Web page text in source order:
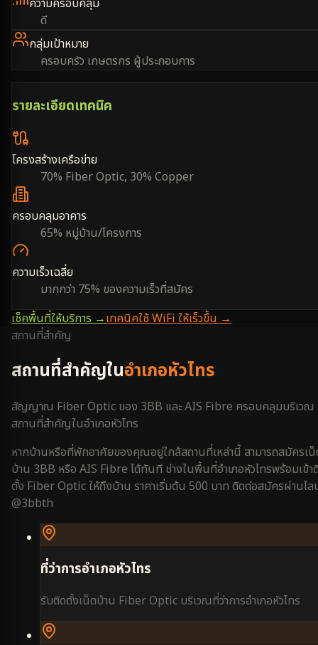
ความครอบคลุม
ดี
กลุ่มเป้าหมาย
ครอบครัว เกษตรกร ผู้ประกอบการ
รายละเอียดเทคนิค
โครงสร้างเครือข่าย
70% Fiber Optic, 30% Copper
ครอบคลุมอาคาร
65% หมู่บ้าน/โครงการ
ความเร็วเฉลี่ย
มากกว่า 75% ของความเร็วที่สมัคร
เช็คพื้นที่ให้บริการ →เทคนิคใช้ WiFi ให้เร็วขึ้น →
สถานที่สำคัญ
สถานที่สำคัญในอำเภอหัวไทร
สัญญาณ Fiber Optic ของ 3BB และ AIS Fibre ครอบคลุมบริเวณ
สถานที่สำคัญในอำเภอหัวไทร
หากบ้านหรือที่พักอาศัยของคุณอยู่ใกล้สถานที่เหล่านี้ สามารถสมัครเ
บ้าน 3BB หรือ AIS Fibre ได้ทันที ช่างในพื้นที่อำเภอหัวไทรพร้อมเข้า
ตั้ง Fiber Optic ให้ถึงบ้าน ราคาเริ่มต้น 500 บาท ติดต่อสมัครผ่านไ
@3bbth
ที่ว่าการอำเภอหัวไทร
รับติดตั้งเน็ตบ้าน Fiber Optic บริเวณที่ว่าการอำเภอหัวไทร